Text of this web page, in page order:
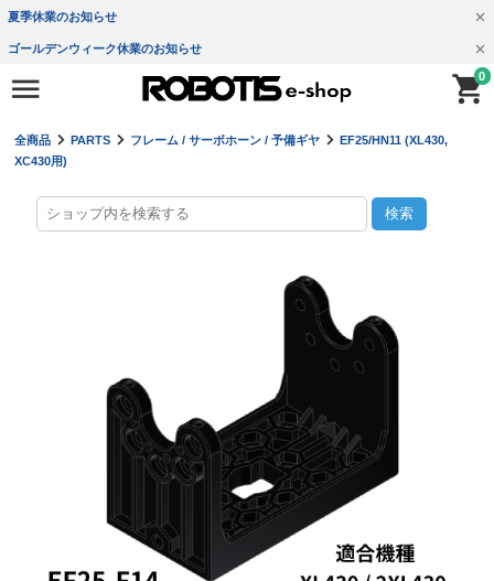
夏季休業のお知らせ
ゴールデンウィーク休業のお知らせ
0
全商品 PARTS フレーム / サーボホーン / 予備ギヤ
EF25/HN11 (XL430,
XC430用)